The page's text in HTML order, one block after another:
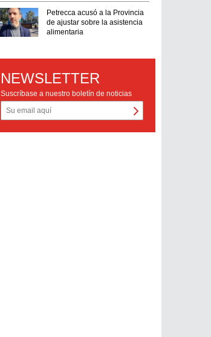
Petrecca acusó a la Provincia
de ajustar sobre la asistencia
alimentaria
NEWSLETTER
Suscríbase a nuestro boletín de noticias